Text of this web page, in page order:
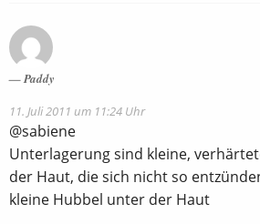
Paddy
11. Juli 2011 um 11:24 Uhr
@sabiene
Unterlagerung sind kleine,
der Haut, die sich nicht so
kleine Hubbel unter der Haut